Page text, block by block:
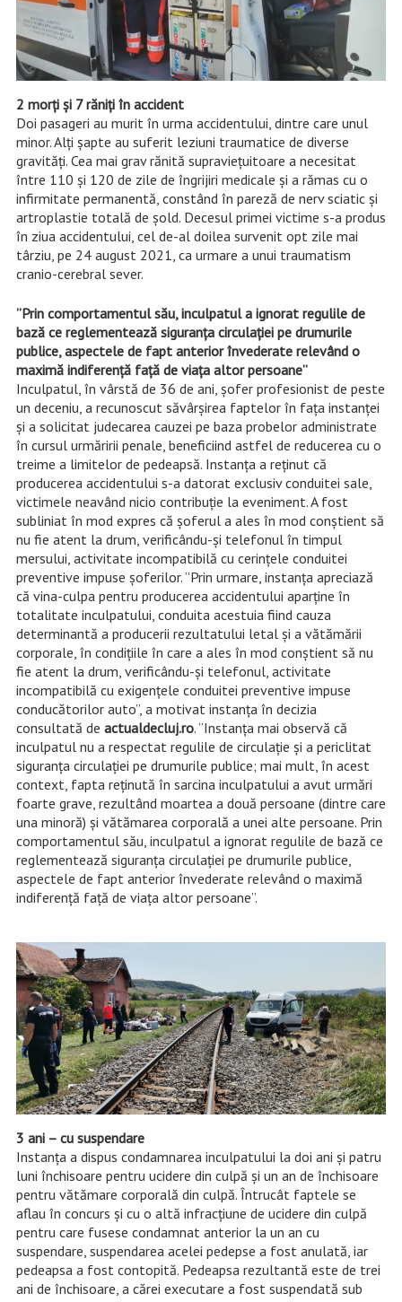
2 morți și 7 răniți în accident
Doi pasageri au murit în urma accidentului, dintre care unul
minor. Alți șapte au suferit leziuni traumatice de diverse
gravități. Cea mai grav rănită supraviețuitoare a necesitat
între 110 și 120 de zile de îngrijiri medicale și a rămas cu o
infirmitate permanentă, constând în pareză de nerv sciatic și
artroplastie totală de șold. Decesul primei victime s-a produs
în ziua accidentului, cel de-al doilea survenit opt zile mai
târziu, pe 24 august 2021, ca urmare a unui traumatism
cranio-cerebral sever.
”Prin comportamentul său, inculpatul a ignorat regulile de
bază ce reglementează siguranţa circulaţiei pe drumurile
publice, aspectele de fapt anterior învederate relevând o
maximă indiferenţă faţă de viaţa altor persoane”
Inculpatul, în vârstă de 36 de ani, șofer profesionist de peste
un deceniu, a recunoscut săvârșirea faptelor în fața instanței
și a solicitat judecarea cauzei pe baza probelor administrate
în cursul urmăririi penale, beneficiind astfel de reducerea cu o
treime a limitelor de pedeapsă. Instanța a reținut că
producerea accidentului s-a datorat exclusiv conduitei sale,
victimele neavând nicio contribuție la eveniment. A fost
subliniat în mod expres că șoferul a ales în mod conștient să
nu fie atent la drum, verificându-și telefonul în timpul
mersului, activitate incompatibilă cu cerințele conduitei
preventive impuse șoferilor. ”Prin urmare, instanţa apreciază
că vina-culpa pentru producerea accidentului aparţine în
totalitate inculpatului, conduita acestuia fiind cauza
determinantă a producerii rezultatului letal și a vătămării
corporale, în condiţiile în care a ales în mod conştient să nu
fie atent la drum, verificându-și telefonul, activitate
incompatibilă cu exigenţele conduitei preventive impuse
conducătorilor auto”, a motivat instanța în decizia
consultată de actualdecluj.ro. ”Instanţa mai observă că
inculpatul nu a respectat regulile de circulație și a periclitat
siguranţa circulaţiei pe drumurile publice; mai mult, în acest
context, fapta reţinută în sarcina inculpatului a avut urmări
foarte grave, rezultând moartea a două persoane (dintre care
una minoră) și vătămarea corporală a unei alte persoane. Prin
comportamentul său, inculpatul a ignorat regulile de bază ce
reglementează siguranţa circulaţiei pe drumurile publice,
aspectele de fapt anterior învederate relevând o maximă
indiferenţă faţă de viaţa altor persoane”.
3 ani – cu suspendare
Instanța a dispus condamnarea inculpatului la doi ani și patru
luni închisoare pentru ucidere din culpă și un an de închisoare
pentru vătămare corporală din culpă. Întrucât faptele se
aflau în concurs și cu o altă infracțiune de ucidere din culpă
pentru care fusese condamnat anterior la un an cu
suspendare, suspendarea acelei pedepse a fost anulată, iar
pedeapsa a fost contopită. Pedeapsa rezultantă este de trei
ani de închisoare, a cărei executare a fost suspendată sub